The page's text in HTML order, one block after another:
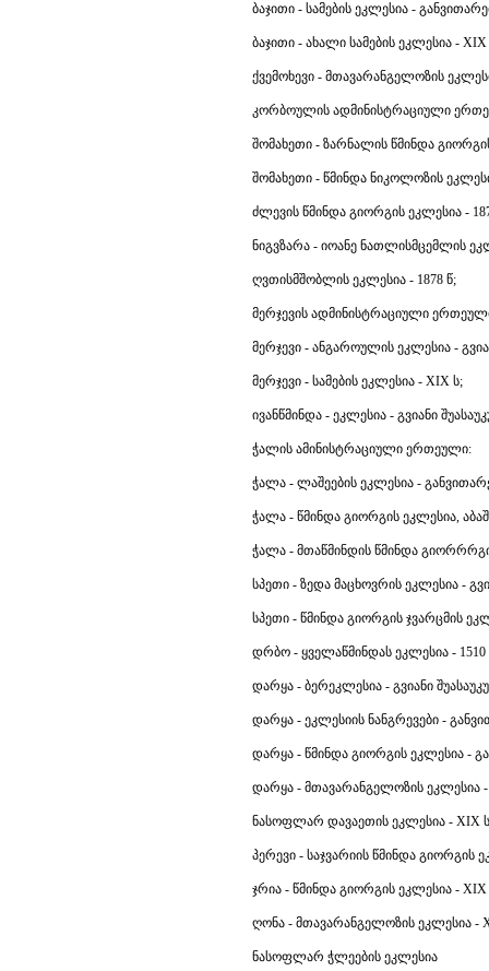
ბაჯითი - სამების ეკლესია -
ბაჯითი - ახალი სამების ეკლესია - XIX
ქვემოხევი - მთავარანგელოზის
კორბოულის ადმინისტრაციული
შომახეთი - ზარნალის წმინდა გიორგის
შომახეთი - წმინდა ნიკოლოზის
ძლევის წმინდა გიორგის ეკლესია -
ნიგვზარა - იოანე ნათლისმცემლის
ღვთისმშობლის ეკლესია - 1878 წ;
მერჯევის ადმინისტრაციული
მერჯევი - ანგაროულის ეკლესია -
მერჯევი - სამების ეკლესია - XIX ს;
ივანწმინდა - ეკლესია - გვიანი
ჭალის ამინისტრაციული ერთეული:
ჭალა - ლაშეების ეკლესია -
ჭალა - წმინდა გიორგის ეკლესია,
ჭალა - მთაწმინდის წმინდა
სპეთი - ზედა მაცხოვრის ეკლესია -
სპეთი - წმინდა გიორგის ჯვარცმის
დრბო - ყველაწმინდას ეკლესია - 1510
დარყა - ბერეკლესია - გვიანი
დარყა - ეკლესიის ნანგრევები -
დარყა - წმინდა გიორგის ეკლესია -
დარყა - მთავარანგელოზის ეკლესია -
ნასოფლარ დავაეთის ეკლესია - XIX
პერევი - საჯვარიის წმინდა გიორგის
ჯრია - წმინდა გიორგის ეკლესია - XIX
ღონა - მთავარანგელოზის ეკლესია -
ნასოფლარ ჭლეების ეკლესია